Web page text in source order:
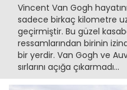
Vincent Van Gogh
sadece birkaç kilometre
geçirmiştir. Bu güzel
ressamlarından birinin
bir yerdir. Van Gogh ve
sırlarını açığa çıkarmadı...